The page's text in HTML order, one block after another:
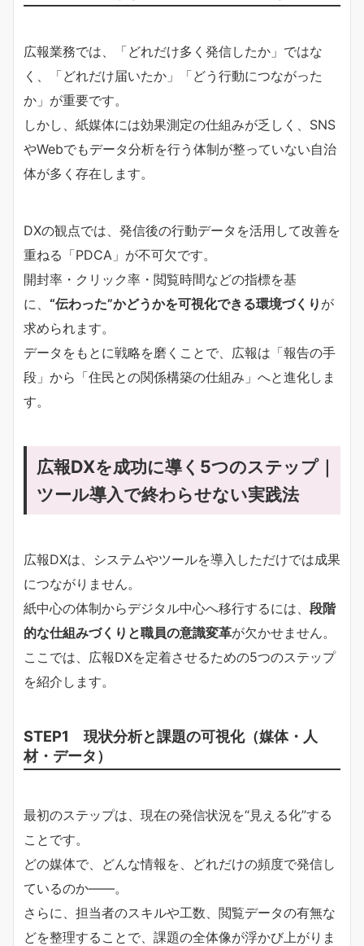
広報業務では、「どれだけ多く発信したか」ではな
く、「どれだけ届いたか」「どう行動につながった
か」が重要です。
しかし、紙媒体には効果測定の仕組みが乏しく、SNS
やWebでもデータ分析を行う体制が整っていない自治
体が多く存在します。
DXの観点では、発信後の行動データを活用して改善を
重ねる「PDCA」が不可欠です。
開封率・クリック率・閲覧時間などの指標を基
に、 “伝わった”かどうかを可視化できる環境づくり が
求められます。
データをもとに戦略を磨くことで、広報は「報告の手
段」から「住民との関係構築の仕組み」へと進化しま
す。
広報DXを成功に導く5つのステップ｜
ツール導入で終わらせない実践法
広報DXは、システムやツールを導入しただけでは成果
につながりません。
紙中心の体制からデジタル中心へ移行するには、 段階
的な仕組みづくりと職員の意識変革が欠かせません。
ここでは、広報DXを定着させるための5つのステップ
を紹介します。
STEP1 現状分析と課題の可視化（媒体・人
材・データ）
最初のステップは、現在の発信状況を“見える化”する
ことです。
どの媒体で、どんな情報を、どれだけの頻度で発信し
ているのか――。
さらに、担当者のスキルや工数、閲覧データの有無な
どを整理することで、課題の全体像が浮かび上がりま